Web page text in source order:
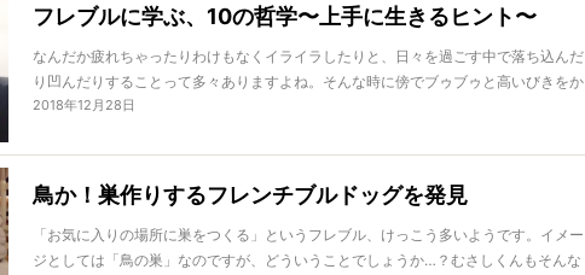
今回はvol.4をお送りします！
フレブルに学ぶ、10の哲学〜上手に生きるヒント〜
なんだか疲れちゃったりわけもなくイライラしたりと、日々を過ごす中で落ち込んだ
り凹んだりすることって多々ありますよね。そんな時に傍でブゥブゥと高いびきをか
いてうたた寝る愛ブヒを見ると、「あ〜あ、なんだかラクそうでいいよねえ。ちょっ
手なフレブルたちを見ていると、確かに彼らの毎日はとても穏やかで楽しそう。だか
らこそ、時にはフレンチブルドッグから学んでみるのはいかがでしょう？自然体で生
きる彼らが教えてくれる“10の哲学”には、もしかしたら私たちが自分らしく生きるヒ
ントが詰まっているのかも！
2018年12月28日
鳥か！巣作りするフレンチブルドッグを発見
「お気に入りの場所に巣をつくる」というフレブル、けっこう多いようです。イメー
ジとしては「鳥の巣」なのですが、どういうことでしょうか…？むさしくんもそんな